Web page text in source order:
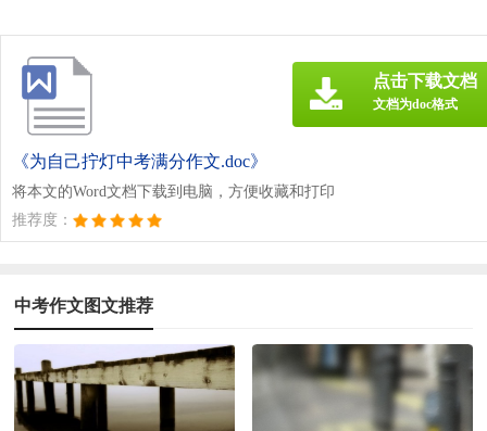
《为自己拧灯中考满分作文.doc》
将本文的Word文档下载到电脑，方便收藏和打印
推荐度：
点击下载文档
文档为doc格式
中考作文图文推荐